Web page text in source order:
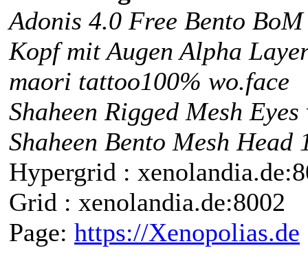
Adonis 4.0 Free Bento
Kopf mit Augen Alpha
maori tattoo100% wo.face
Shaheen Rigged Mesh Eyes
Shaheen Bento Mesh Head
Hypergrid :
Grid : xenolandia.de:8002
Page: https://Xenopolias.de